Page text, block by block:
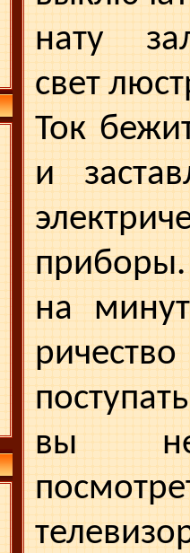
нату
свет
Ток
и
на
вы